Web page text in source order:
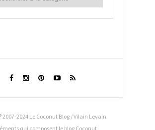
2007-2024 Le Coconut Blog / Vilain Levain.
qui composent le blog Coconut